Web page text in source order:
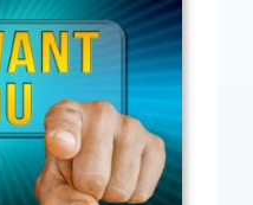
Anmeldung
heute.de